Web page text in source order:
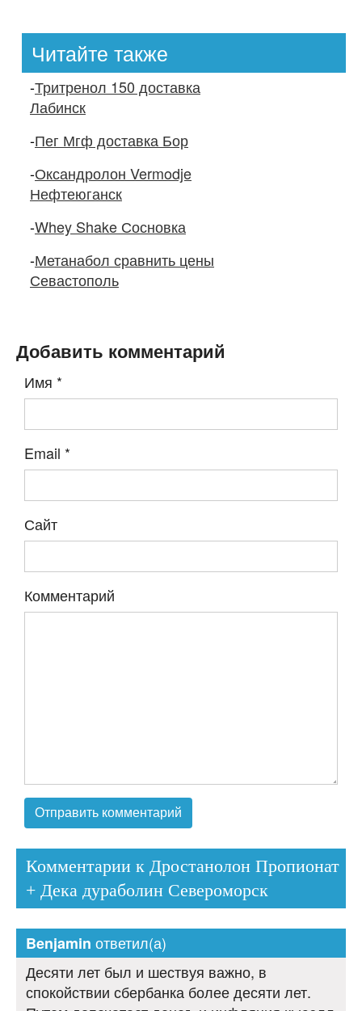
Читайте также
-Тритренол 150 доставка
Лабинск
-Пег Мгф доставка Бор
-Оксандролон Vermodje
Нефтеюганск
-Whey Shake Сосновка
-Метанабол сравнить цены
Севастополь
Добавить комментарий
Имя *
Email *
Сайт
Комментарий
Комментарии к Дростанолон Пропионат
+ Дека дураболин Североморск
Benjamin ответил(а)
Десяти лет был и шествуя важно, в
спокойствии сбербанка более десяти лет.